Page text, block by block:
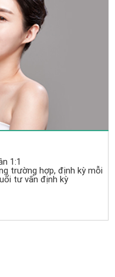
1:1
trường hợp, định kỳ mỗi
tư vấn định kỳ